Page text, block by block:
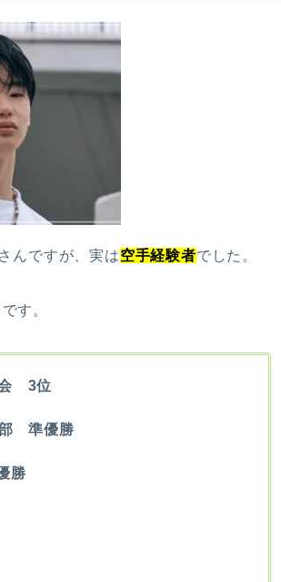
んですが、実は空手経験者でした。
す。
会 3位
準優勝
勝